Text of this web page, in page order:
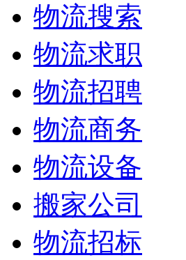
物流搜索
物流求职
物流招聘
物流商务
物流设备
搬家公司
物流招标